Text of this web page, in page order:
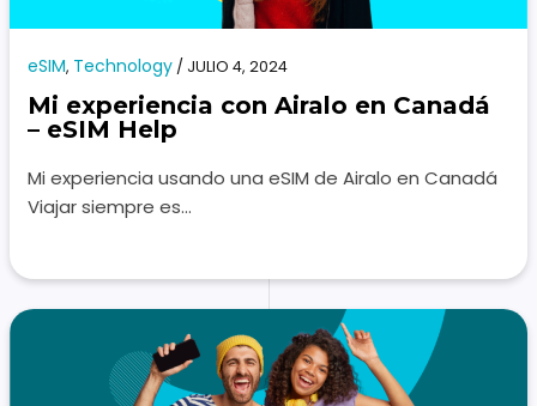
Mi experiencia con Airalo en Canadá
– eSIM Help
eSIM, Technology / JULIO 4, 2024
Mi experiencia usando una eSIM de Airalo en Canadá
Viajar siempre es…